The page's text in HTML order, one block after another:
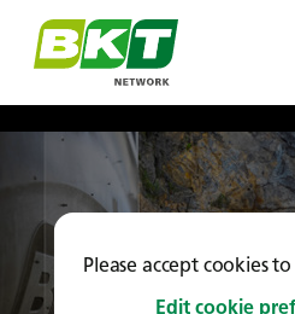
Please accept cookies
Edit cookie